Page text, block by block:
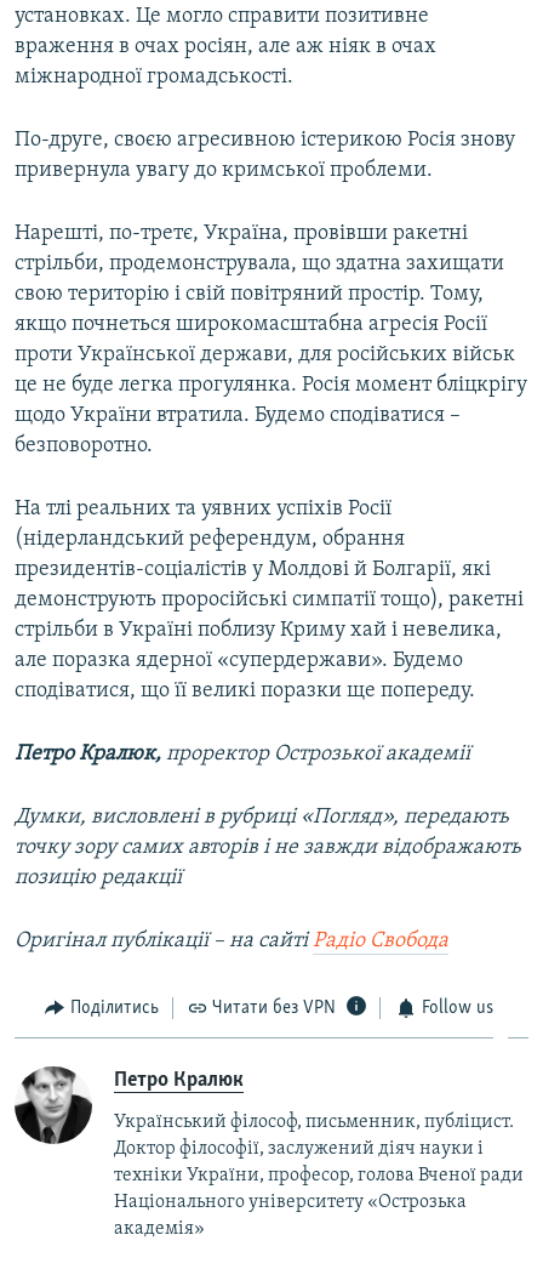
установках. Це могло справити позитивне
враження в очах росіян, але аж ніяк в очах
міжнародної громадськості.
По-друге, своєю агресивною істерикою Росія знову
привернула увагу до кримської проблеми.
Нарешті, по-третє, Україна, провівши ракетні
стрільби, продемонструвала, що здатна захищати
свою територію і свій повітряний простір. Тому,
якщо почнеться широкомасштабна агресія Росії
проти Української держави, для російських військ
це не буде легка прогулянка. Росія момент бліцкрігу
щодо України втратила. Будемо сподіватися –
безповоротно.
На тлі реальних та уявних успіхів Росії
(нідерландський референдум, обрання
президентів-соціалістів у Молдові й Болгарії, які
демонструють проросійські симпатії тощо), ракетні
стрільби в Україні поблизу Криму хай і невелика,
але поразка ядерної «супердержави». Будемо
сподіватися, що її великі поразки ще попереду.
Петро Кралюк, проректор Острозької академії
Думки, висловлені в рубриці «Погляд», передають
точку зору самих авторів і не завжди відображають
позицію редакції
Оригінал публікації – на сайтіРадіо Свобода
Поділитись Читати без VPN Follow us
Петро Кралюк
Український філософ, письменник, публіцист.
Доктор філософії, заслужений діяч науки і
техніки України, професор,​ голова Вченої ради
Національного університету «Острозька
академія»